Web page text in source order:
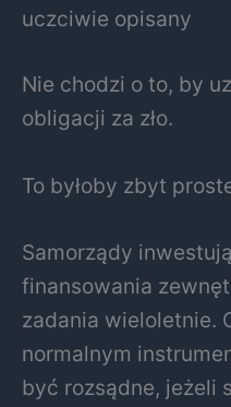
uczciwie opisany
Nie chodzi o to, by
obligacji za zło.
To byłoby zbyt
Samorządy
finansowania
zadania wieloletnie.
normalnym
być rozsądne, jeżeli